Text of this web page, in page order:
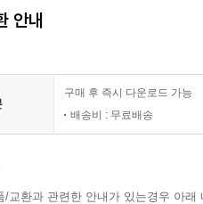
안내
구매 후 즉시 다운로드 가능
배송비 : 무료배송
교환과 관련한 안내가 있는경우 아